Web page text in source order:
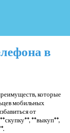
Выбор способа
каналов сбыта
в
которые
мобильных
от
**выкуп**,